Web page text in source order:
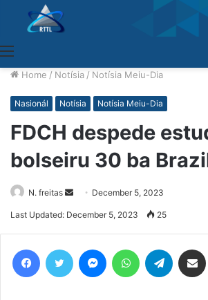
Home / Notísia / Notísia Meiu-Dia
Nasionál Notísia Notísia Meiu-Dia
FDCH despede
bolseiru 30 ba
N. freitas
SendDecember 5, 2023
Last Updated: December 5, 2023 25